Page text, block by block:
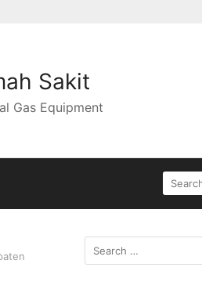
Sakit
Gas Equipment
SEARCH
FOR:
Search
for: